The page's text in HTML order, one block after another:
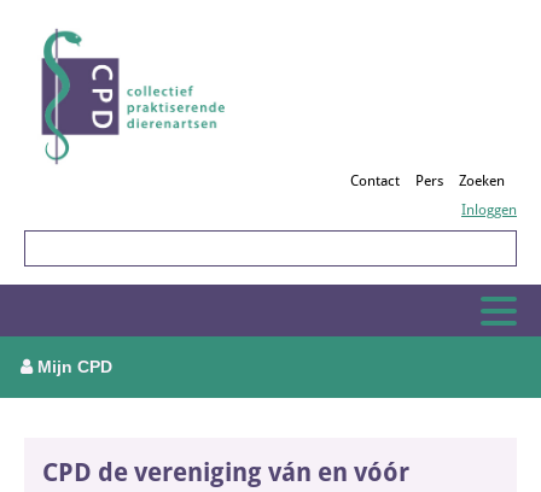
Contact Pers
Zoeken
Inloggen
Mijn CPD
CPD de vereniging ván en vóór